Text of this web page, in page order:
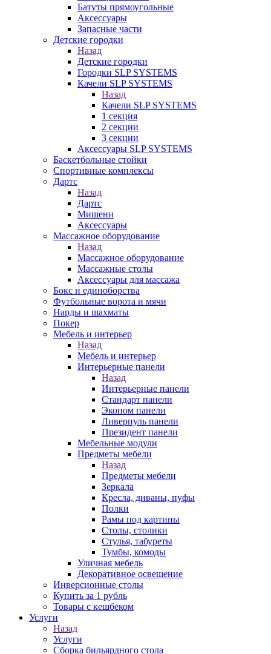
Батуты прямоугольные
Аксессуары
Запасные части
Детские городки
Назад
Детские городки
Городки SLP SYSTEMS
Качели SLP SYSTEMS
Назад
Качели SLP SYSTEMS
1 секция
2 секции
3 секции
Аксессуары SLP SYSTEMS
Баскетбольные стойки
Спортивные комплексы
Дартс
Назад
Дартс
Мишени
Аксессуары
Массажное оборудование
Назад
Массажное оборудование
Массажные столы
Аксессуары для массажа
Бокс и единоборства
Футбольные ворота и мячи
Нарды и шахматы
Покер
Мебель и интерьер
Назад
Мебель и интерьер
Интерьерные панели
Назад
Интерьерные панели
Стандарт панели
Эконом панели
Ливерпуль панели
Президент панели
Мебельные модули
Предметы мебели
Назад
Предметы мебели
Зеркала
Кресла, диваны, пуфы
Полки
Рамы под картины
Столы, столики
Стулья, табуреты
Тумбы, комоды
Уличная мебель
Декоративное освещение
Инверсионные столы
Купить за 1 рубль
Товары с кешбеком
Услуги
Назад
Услуги
Сборка бильярдного стола